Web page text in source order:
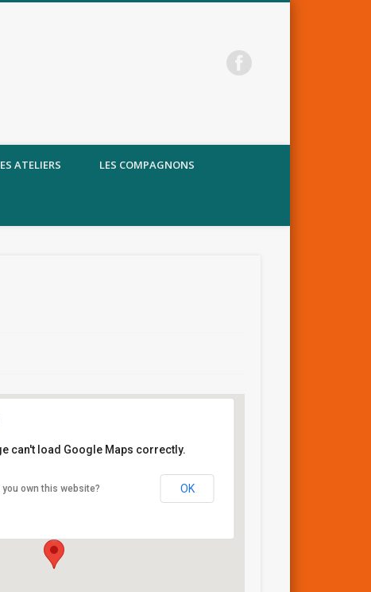
ATELIERS LES COMPAGNONS
Petit Kursaal
2 place du Théâtre - Besançon
can't load Google Maps correctly.
you own this website? OK